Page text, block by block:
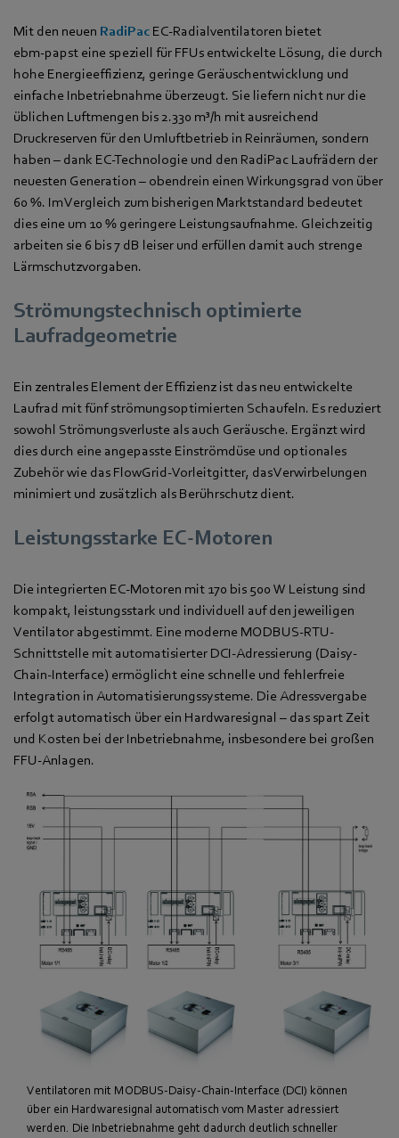
Mit den neuen RadiPac EC-Radialventilatoren bietet
ebm‑papst eine speziell für FFUs entwickelte Lösung, die durch
hohe Energieeffizienz, geringe Geräuschentwicklung und
einfache Inbetriebnahme überzeugt. Sie liefern nicht nur die
üblichen Luftmengen bis 2.330 m³/h mit ausreichend
Druckreserven für den Umluftbetrieb in Reinräumen, sondern
haben – dank EC-Technologie und den RadiPac Laufrädern der
neuesten Generation – obendrein einen Wirkungsgrad von über
60 %. Im Vergleich zum bisherigen Marktstandard bedeutet
dies eine um 10 % geringere Leistungsaufnahme. Gleichzeitig
arbeiten sie 6 bis 7 dB leiser und erfüllen damit auch strenge
Lärmschutzvorgaben.
Strömungstechnisch optimierte
Laufradgeometrie
Ein zentrales Element der Effizienz ist das neu entwickelte
Laufrad mit fünf strömungsoptimierten Schaufeln. Es reduziert
sowohl Strömungsverluste als auch Geräusche. Ergänzt wird
dies durch eine angepasste Einströmdüse und optionales
Zubehör wie das FlowGrid-Vorleitgitter, das Verwirbelungen
minimiert und zusätzlich als Berührschutz dient.
Leistungsstarke EC-Motoren
Die integrierten EC-Motoren mit 170 bis 500 W Leistung sind
kompakt, leistungsstark und individuell auf den jeweiligen
Ventilator abgestimmt. Eine moderne MODBUS-RTU-
Schnittstelle mit automatisierter DCI-Adressierung (Daisy-
Chain-Interface) ermöglicht eine schnelle und fehlerfreie
Integration in Automatisierungssysteme. Die Adressvergabe
erfolgt automatisch über ein Hardwaresignal – das spart Zeit
und Kosten bei der Inbetriebnahme, insbesondere bei großen
FFU-Anlagen.
Ventilatoren mit MODBUS-Daisy-Chain-Interface (DCI) können
über ein Hardwaresignal automatisch vom Master adressiert
werden. Die Inbetriebnahme geht dadurch deutlich schneller